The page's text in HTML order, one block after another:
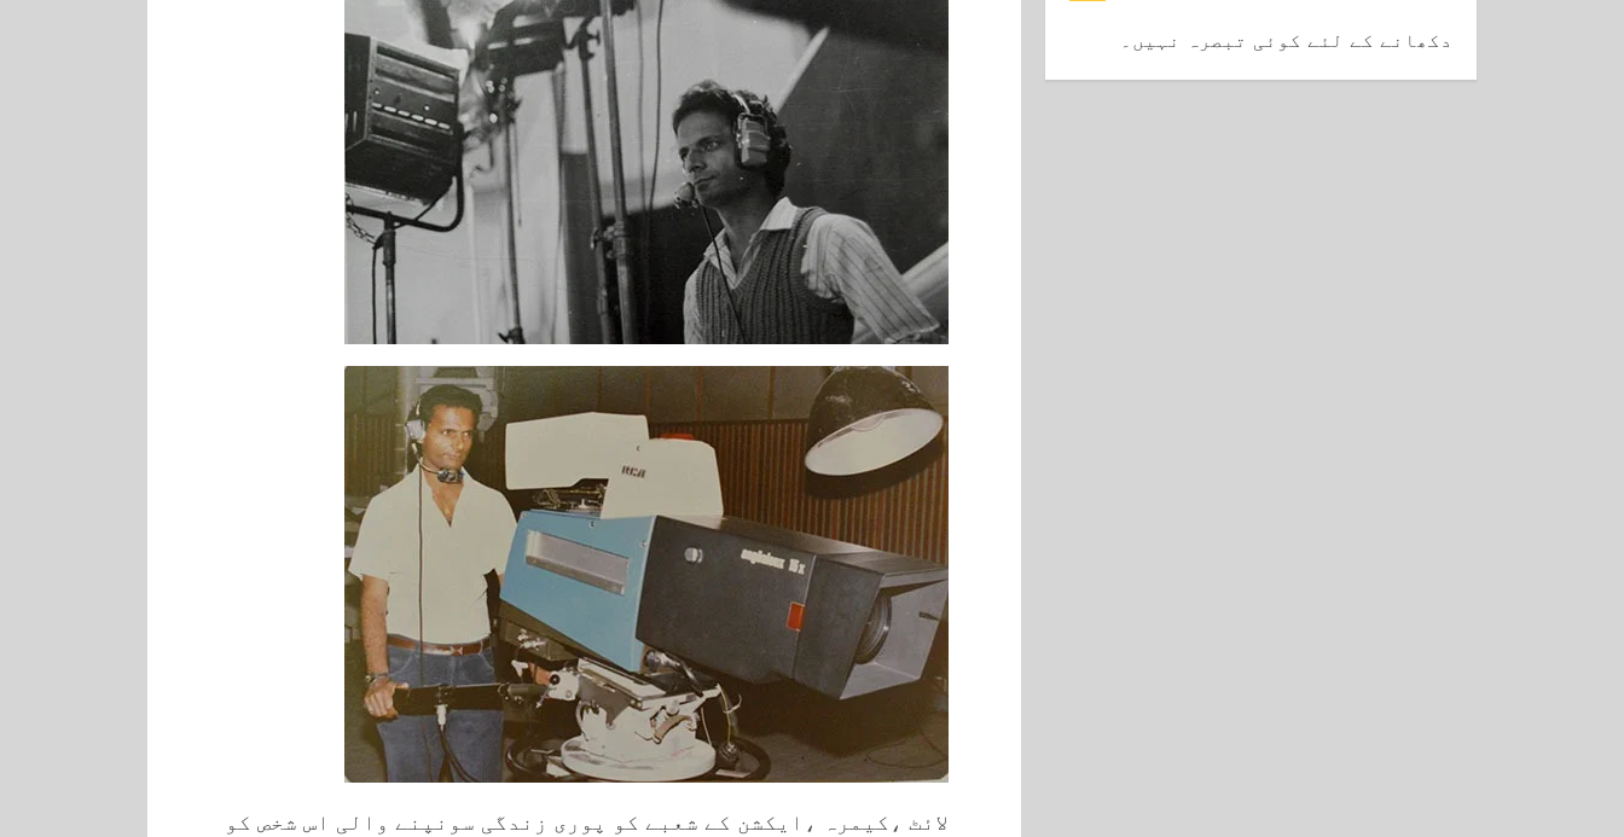
لائٹ ،کیمرہ ،ایکشن کے شعبے کو پوری زندگی سونپنے والی اس شخص کو
دکھانے کے لئے کوئی تبصرہ نہیں۔